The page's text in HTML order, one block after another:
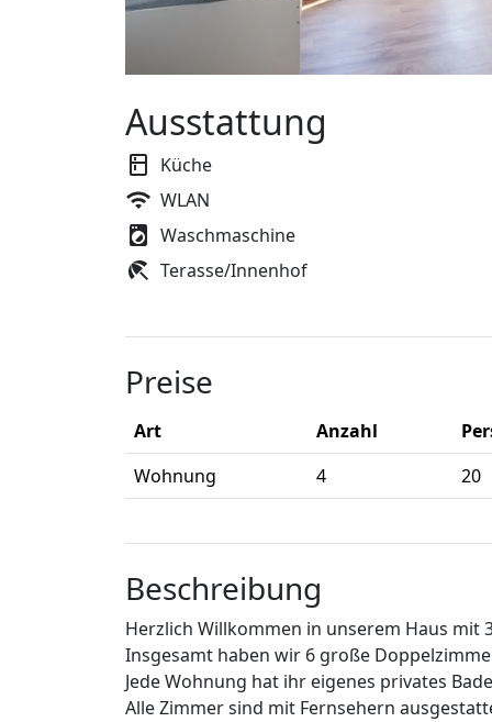
Ausstattung
Küche
WLAN
Waschmaschine
Terasse/Innenhof
Preise
Art Anzahl
Wohnung
4 20
Beschreibung
Herzlich Willkommen in unserem Haus mit
Insgesamt haben wir 6 große
Jede Wohnung hat ihr eigenes privates
Alle Zimmer sind mit Fernsehern